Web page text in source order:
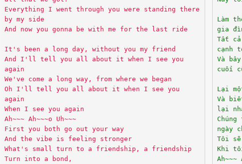
Everything I went through you were standing there
by my side
And now you gonna be with me for the last ride
It's been a long day, without you my friend
And I'll tell you all about it when I see you
again
We've come a long way, from where we began
Oh I'll tell you all about it when I see you
again
When I see you again
Ah~~~ Ah~~~o Uh~~~
First you both go out your way
And the vibe is feeling stronger
What's small turn to a friendship, a friendship
Turn into a bond,
Làm
gia
Tất
cạnh
Và
cuối
Lại
Và
lại
ngày
Tôi
Khi
Ah~~~